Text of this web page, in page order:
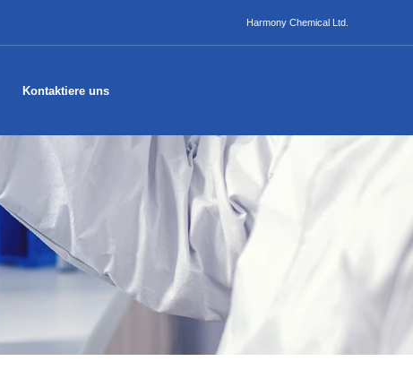
Harmony Chemical Ltd.
Kontaktiere uns